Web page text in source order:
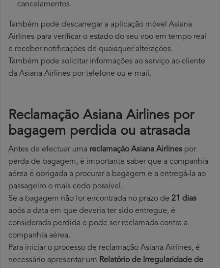
cancelamentos.
Também pode descarregar a aplicação móvel Asiana
Airlines para verificar o estado do seu voo em tempo real
e receber notificações de quaisquer alterações.
Também pode solicitar informações ao serviço ao cliente
da Asiana Airlines por telefone ou e-mail.
Reclamação Asiana Airlines por
bagagem perdida ou atrasada
Antes de efectuar uma reclamação Asiana Airlines por
perda de bagagem, é importante saber que a companhia
aérea é obrigada a procurar a bagagem e a entregá-la ao
passageiro o mais cedo possível.
Se a bagagem não for encontrada no prazo de 21 dias
após a data em que deveria ter sido entregue, é
considerada perdida e pode ser reclamada contra a
companhia aérea.
Para iniciar o processo de reclamação Asiana Airlines, é
necessário apresentar um Relatório de Irregularidade de